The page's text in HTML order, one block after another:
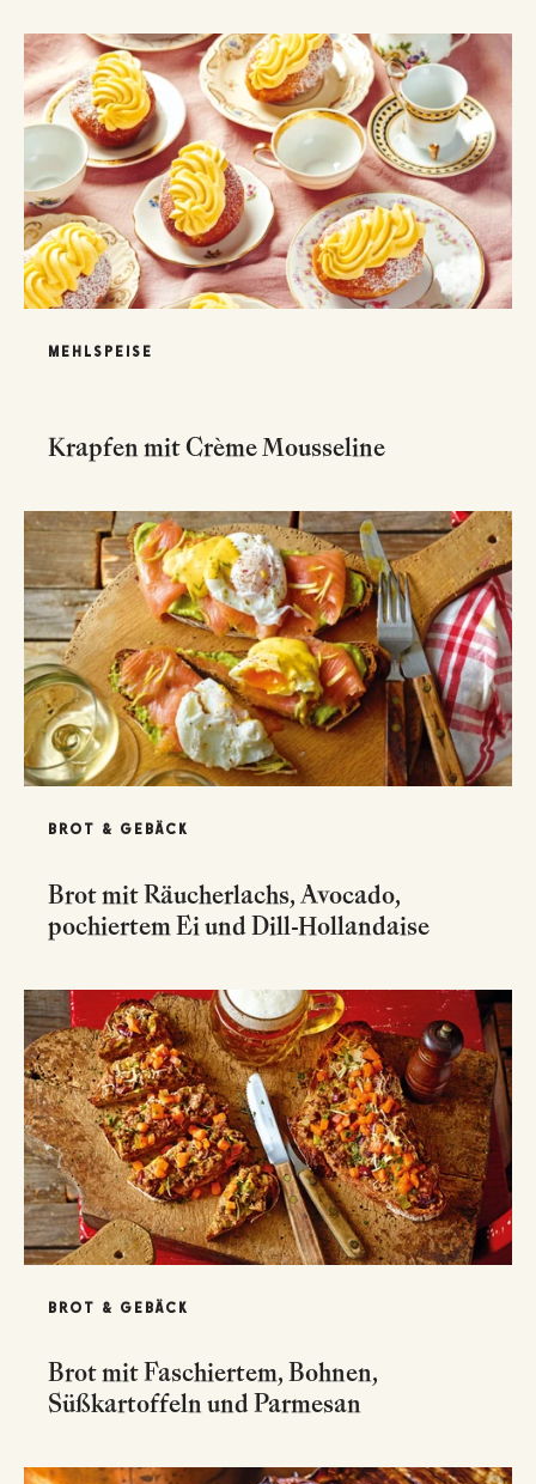
MEHLSPEISE
Krapfen mit Crème Mousseline
BROT & GEBÄCK
Brot mit Räucherlachs, Avocado,
pochiertem Ei und Dill-Hollandaise
BROT & GEBÄCK
Brot mit Faschiertem, Bohnen,
Süßkartoffeln und Parmesan